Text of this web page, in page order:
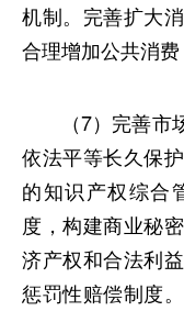
机制。完善扩大
合理增加公共消费
（7）完善
依法平等长久保
的知识产权综合
度，构建商业秘
济产权和合法利
惩罚性赔偿制度